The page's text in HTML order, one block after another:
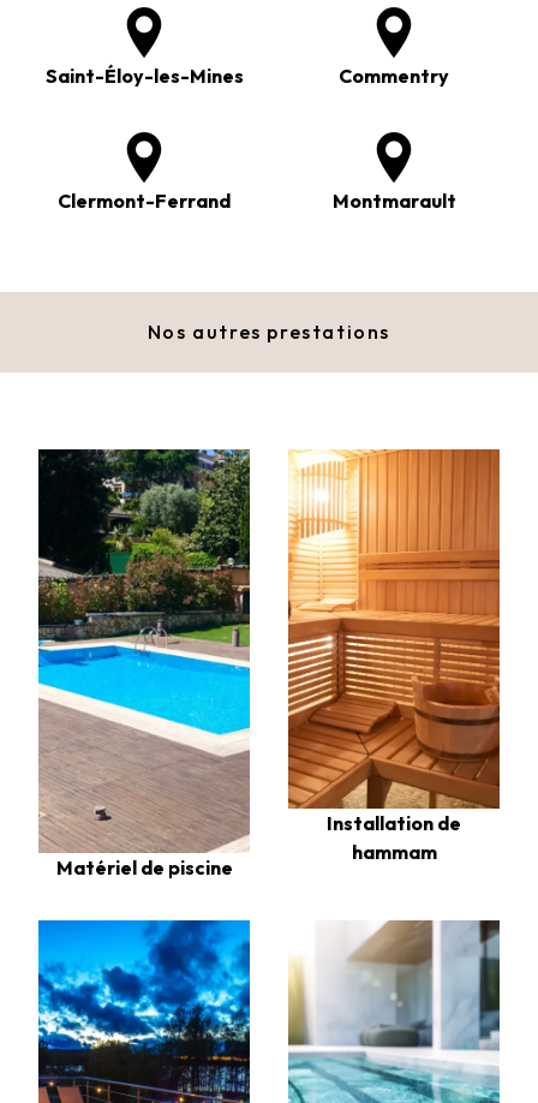
Saint-Éloy-les-Mines Commentry
Clermont-Ferrand Montmarault
Nos autres prestations
Matériel de piscine
Installation de
hammam